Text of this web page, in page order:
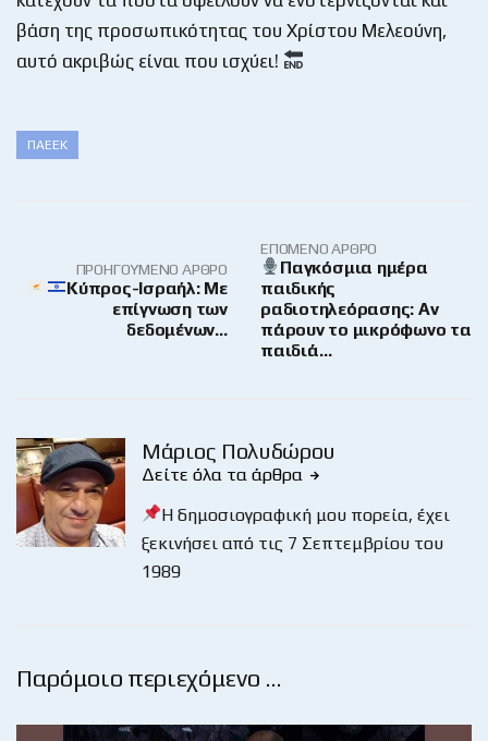
βάση της προσωπικότητας του Χρίστου Μελεούνη,
αυτό ακριβώς είναι που ισχύει!
ΠΑΕΕΚ
ΠΡΟΗΓΟΎΜΕΝΟ ΆΡΘΡΟ
Κύπρος-Ισραήλ: Με
επίγνωση των
δεδομένων…
ΕΠΌΜΕΝΟ ΆΡΘΡΟ
Παγκόσμια ημέρα
παιδικής
ραδιοτηλεόρασης: Αν
πάρουν το μικρόφωνο τα
παιδιά…
Μάριος Πολυδώρου
Δείτε όλα τα άρθρα
Η δημοσιογραφική μου πορεία, έχει
ξεκινήσει από τις 7 Σεπτεμβρίου του
1989
Παρόμοιο περιεχόμενο …